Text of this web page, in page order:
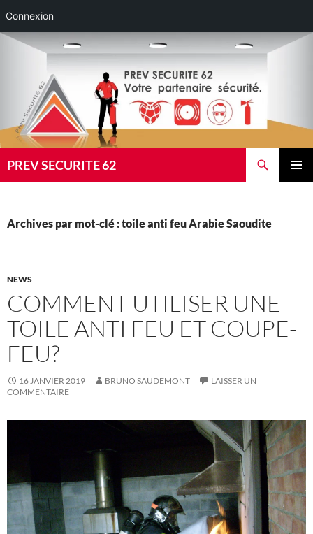
Connexion
Aller
PREV SECURITE 62
Archives par mot-clé : toile anti feu Arabie Saoudite
NEWS
COMMENT UTILISER UNE
TOILE ANTI FEU ET COUPE-
FEU?
16 JANVIER 2019 BRUNO SAUDEMONT
LAISSER UN
COMMENTAIRE